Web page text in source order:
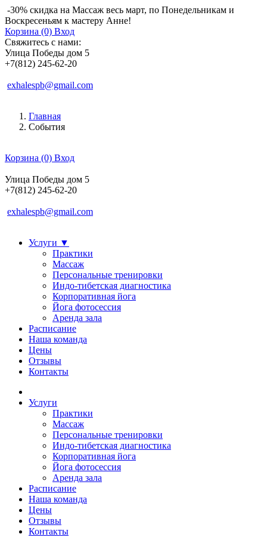
-30% скидка на Массаж весь март, по Понедельникам и
Воскресеньям к мастеру Анне!
Корзина (0) Вход
Свяжитесь с нами:
Улица Победы дом 5
+7(812) 245-62-20
exhalespb@gmail.com
Главная
События
Корзина (0) Вход
Улица Победы дом 5
+7(812) 245-62-20
exhalespb@gmail.com
Услуги ▼
Практики
Массаж
Персональные тренировки
Индо-тибетская диагностика
Корпоративная йога
Йога фотосессия
Аренда зала
Расписание
Наша команда
Цены
Отзывы
Контакты
Услуги
Практики
Массаж
Персональные тренировки
Индо-тибетская диагностика
Корпоративная йога
Йога фотосессия
Аренда зала
Расписание
Наша команда
Цены
Отзывы
Контакты